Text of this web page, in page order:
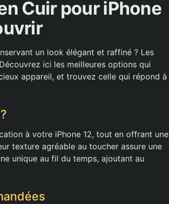
Cuir pour iPhone
un look élégant et raffiné ? Les
ici les meilleures options qui
appareil, et trouvez celle qui répond à
à votre iPhone 12, tout en offrant une
texture agréable au toucher assure une
unique au fil du temps, ajoutant au